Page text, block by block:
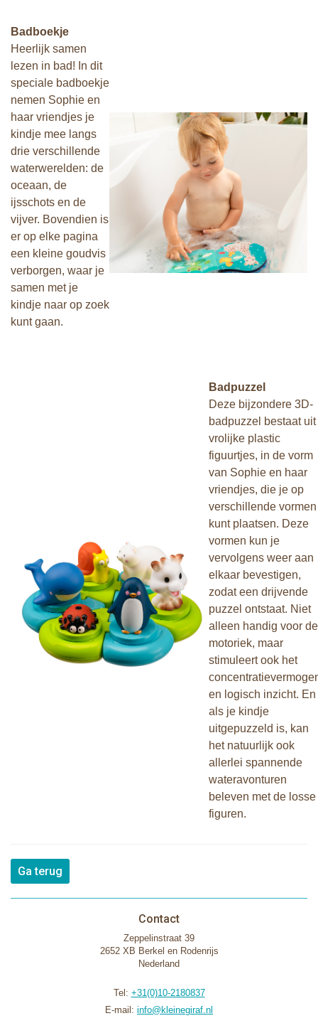
Badboekje
Heerlijk samen
lezen in bad! In dit
speciale badboekje
nemen Sophie en
haar vriendjes je
kindje mee langs
drie verschillende
waterwerelden: de
oceaan, de
ijsschots en de
vijver. Bovendien is
er op elke pagina
een kleine goudvis
verborgen, waar je
samen met je
kindje naar op zoek
kunt gaan.
Badpuzzel
Deze bijzondere 3D-
badpuzzel bestaat uit
vrolijke plastic
figuurtjes, in de vorm
van Sophie en haar
vriendjes, die je op
verschillende vormen
kunt plaatsen. Deze
vormen kun je
vervolgens weer aan
elkaar bevestigen,
zodat een drijvende
puzzel ontstaat. Niet
alleen handig voor de
motoriek, maar
stimuleert ook het
en logisch inzicht. En
als je kindje
uitgepuzzeld is, kan
het natuurlijk ook
allerlei spannende
wateravonturen
beleven met de losse
figuren.
Ga terug
Contact
Zeppelinstraat 39
2652 XB Berkel en Rodenrijs
Nederland
Tel: +31(0)10-2180837
E-mail: info@kleinegiraf.nl